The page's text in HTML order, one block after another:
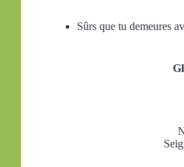
Sûrs que tu demeures